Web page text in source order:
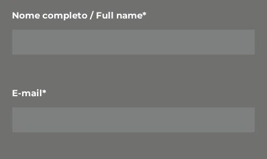
Nome completo / Full name*
E-mail*